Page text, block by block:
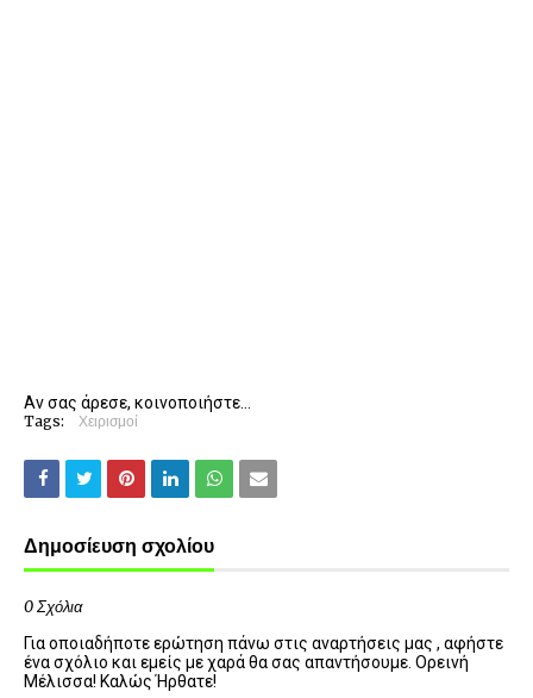
Αν σας άρεσε, κοινοποιήστε...
Tags: Χειρισμοί
Δημοσίευση σχολίου
0 Σχόλια
Για οποιαδήποτε ερώτηση πάνω στις αναρτήσεις μας , αφήστε
ένα σχόλιο και εμείς με χαρά θα σας απαντήσουμε. Ορεινή
Μέλισσα! Καλώς Ήρθατε!